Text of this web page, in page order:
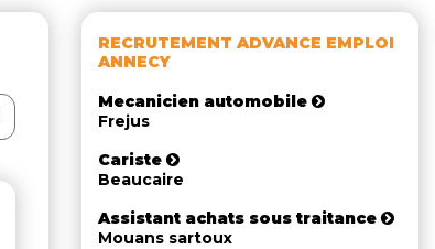
RECRUTEMENT ADVANCE EMPLOI
ANNECY
Mecanicien automobile
Frejus
Cariste
Beaucaire
Assistant achats sous traitance
Mouans sartoux